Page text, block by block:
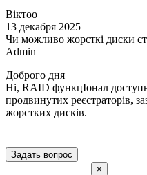
Віктоо
13 декабря 2025
Чи можливо жорсткі диски
Admin
Доброго дня
Ні, RAID функцІонал
продвинутих реєстраторів,
жорстких дисків.
Задать вопрос
×